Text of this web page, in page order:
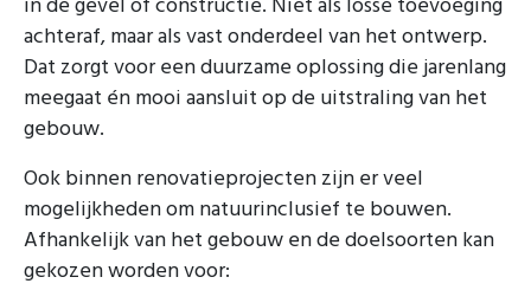
achteraf, maar als vast onderdeel van het ontwerp.
Dat zorgt voor een duurzame oplossing die jarenlang
meegaat én mooi aansluit op de uitstraling van het
gebouw.
Ook binnen renovatieprojecten zijn er veel
mogelijkheden om natuurinclusief te bouwen.
Afhankelijk van het gebouw en de doelsoorten kan
gekozen worden voor: